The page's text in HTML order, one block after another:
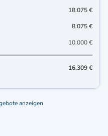
18.075 €
8.075 €
10.000 €
16.309 €
anzeigen